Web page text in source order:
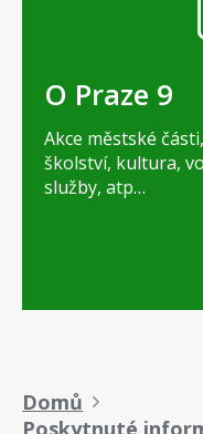
O Praze 9
Akce městské
školství, kultura,
služby, atp…
Drobečková
Domů
Poskytnuté